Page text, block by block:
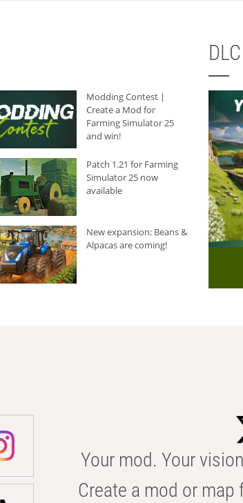
Modding Contest |
Create a Mod for
Farming Simulator 25
and win!
Patch 1.21 for Farming
Simulator 25 now
available
New expansion: Beans &
Alpacas are coming!
Your mod. Your
Create a mod or